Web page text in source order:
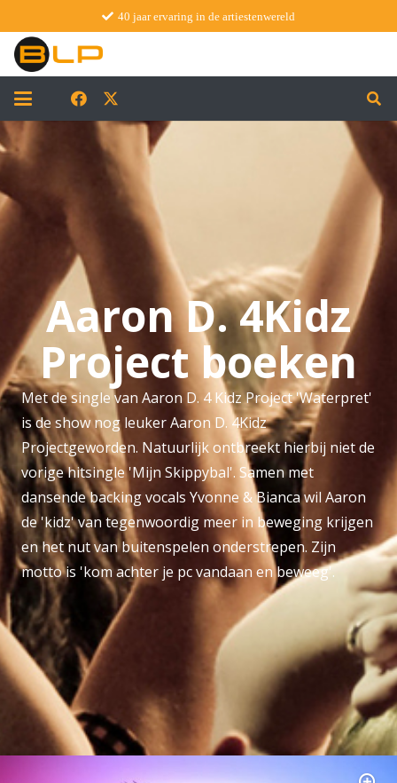
40 jaar ervaring in de artiestenwereld
Aaron D. 4Kidz
Project boeken
Met de single van Aaron D. 4 Kidz Project 'Waterpret'
is de show nog leuker Aaron D. 4Kidz
Projectgeworden. Natuurlijk ontbreekt hierbij niet de
vorige hitsingle 'Mijn Skippybal'. Samen met
dansende backing vocals Yvonne & Bianca wil Aaron
de 'kidz' van tegenwoordig meer in beweging krijgen
en het nut van buitenspelen onderstrepen. Zijn
motto is 'kom achter je pc vandaan en beweeg'.